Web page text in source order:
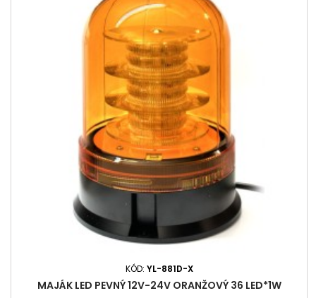
KÓD: YL-881D-X
MAJÁK LED PEVNÝ 12V-24V ORANŽOVÝ 36 LED*1W